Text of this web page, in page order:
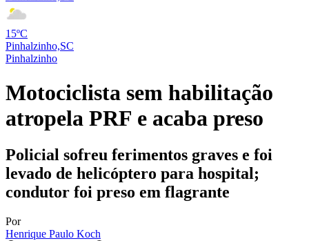
15ºC
Pinhalzinho,SC
Pinhalzinho
Motociclista sem habilitação
atropela PRF e acaba preso
Policial sofreu ferimentos graves e foi
levado de helicóptero para hospital;
condutor foi preso em flagrante
Por
Henrique Paulo Koch